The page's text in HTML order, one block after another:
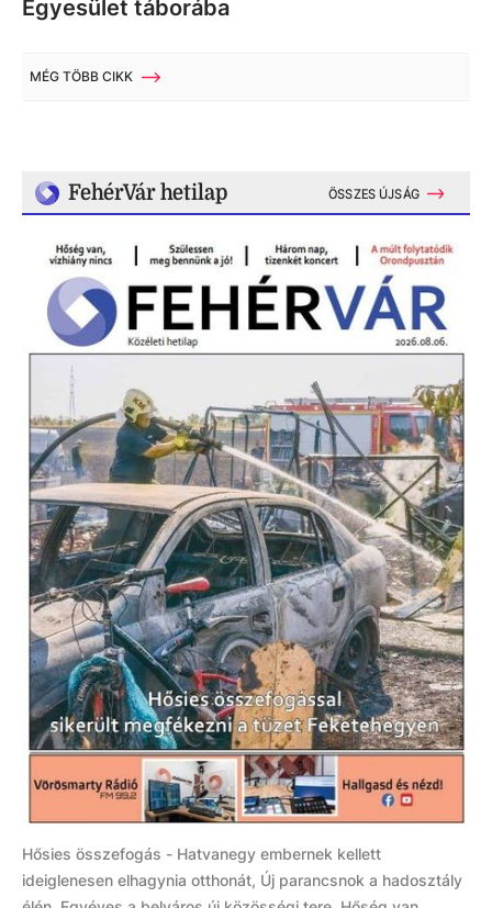
Egyesület táborába
MÉG TÖBB CIKK
FehérVár hetilap ÖSSZES ÚJSÁG
Hősies összefogás - Hatvanegy embernek kellett
ideiglenesen elhagynia otthonát, Új parancsnok a hadosztály